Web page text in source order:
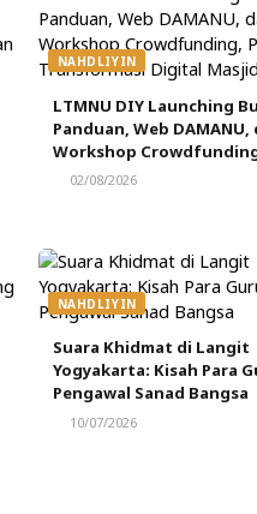
NAHDLIYIN
LTMNU DIY Launching
Panduan, Web DAMANU,
Workshop
Perkuat Transformasi
02/08/2026
NAHDLIYIN
Suara Khidmat di Langit
Yogyakarta: Kisah Para
Pengawal Sanad Bangsa
10/07/2026